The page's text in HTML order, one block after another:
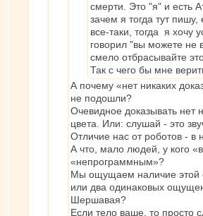
смерти. Это "я" и есть
зачем я тогда тут
все-таки, тогда я хочу
говорил "вы можете не
смело отбрасывайте
Так с чего бы мне
А почему «нет никаких
не подошли?
Очевидное доказывать нет
цвета. Или: слушай - это
Отличие нас от роботов - в
А что, мало людей, у кого
«непрограммным»?
Мы ощущаем наличие этой
или два одинаковых
Шершавая?
Если тело ваше, то просто